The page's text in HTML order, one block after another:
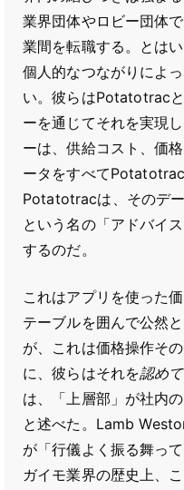
業界団体やロビー団体
業間を転職する。とは
個人的なつながりによ
い。彼らはPotatotrac
ーを通じてそれを実現
ーは、供給コスト、価
ータをすべて
Potatotracは、そのデ
という名の「アドバイ
するのだ。
これはアプリを使った
テーブルを囲んで公然
が、これは価格操作そ
に、彼らはそれを認め
は、「上層部」が社内
と述べた。Lamb
が「行儀よく振る舞っ
ガイモ業界の歴史上、